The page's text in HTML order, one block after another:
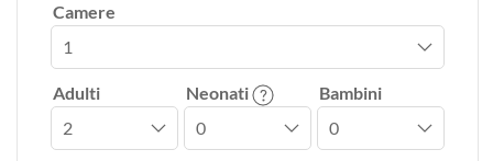
Camere
Adulti Neonati Bambini